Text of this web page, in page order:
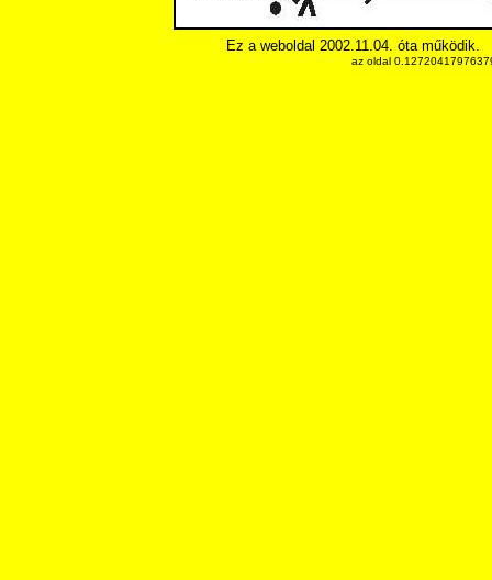
Ez a weboldal 2002.11.04. óta működik.
az oldal